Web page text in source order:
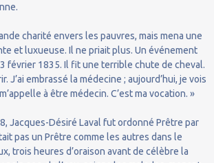
charité envers les pauvres, mais mena une
et luxueuse. Il ne priait plus. Un événement
février 1835. Il fit une terrible chute de cheval.
J’ai embrassé la médecine ; aujourd’hui, je vois
à être médecin. C’est ma vocation. »
Jacques-Désiré Laval fut ordonné Prêtre par
pas un Prêtre comme les autres dans le
trois heures d’oraison avant de célèbre la